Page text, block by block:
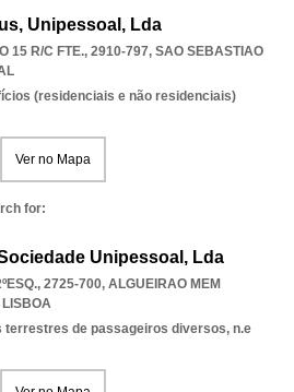
Unipessoal, Lda
15 R/C FTE., 2910-797, SAO SEBASTIAO
(residenciais e não residenciais)
Ver no Mapa
for:
Unipessoal, Lda
2725-700, ALGUEIRAO MEM
LISBOA
terrestres de passageiros diversos, n.e